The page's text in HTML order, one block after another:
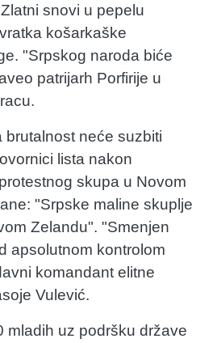
snovi u pepelu
košarkaške
"Srpskog naroda biće
patrijarh Porfirije u
brutalnost neće suzbiti
lista nakon
skupa u Novom
"Srpske maline skuplje
Zelandu". "Smenjen
apsolutnom kontrolom
komandant elitne
Vulević.
mladih uz podršku države